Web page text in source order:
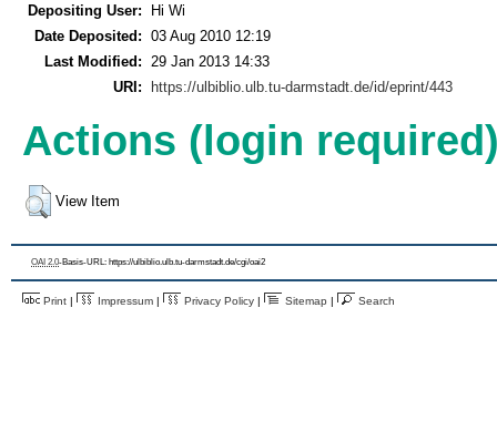
Depositing User:
Hi Wi
Date Deposited: 03 Aug 2010 12:19
Last Modified:
29 Jan 2013 14:33
URI:
https://ulbiblio.ulb.tu-darmstadt.de/id/eprint/443
Actions (login
View Item
OAI 2.0-Basis-URL: https://ulbiblio.ulb.tu-darmstadt.de/cgi/oai2
Print | Impressum | Privacy Policy | Sitemap | Search